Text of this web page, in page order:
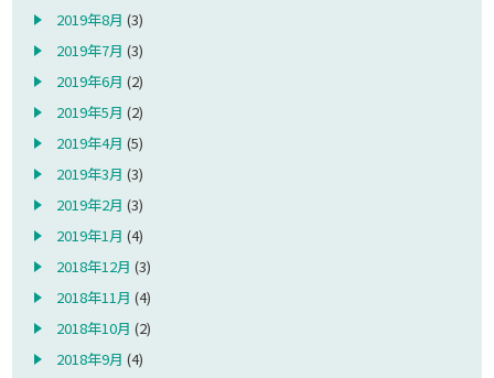
2019年8月 (3)
2019年7月 (3)
2019年6月 (2)
2019年5月 (2)
2019年4月 (5)
2019年3月 (3)
2019年2月 (3)
2019年1月 (4)
2018年12月 (3)
2018年11月 (4)
2018年10月 (2)
2018年9月 (4)